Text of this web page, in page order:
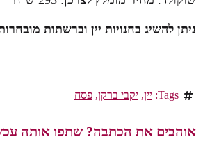
ניתן להשיג בחנויות יין וברשתות
Tags: יין, יקבי ברקן, פסח
אוהבים את הכתבה? שתפו אותה